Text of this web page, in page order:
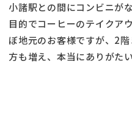
小諸駅との間にコンビニが
目的でコーヒーのテイクア
ぼ地元のお客様ですが、2
方も増え、本当にありがた